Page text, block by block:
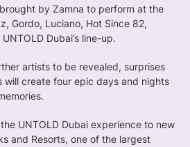
by Zamna to perform at the
Gordo, Luciano, Hot Since 82,
Dubai’s line-up.
artists to be revealed, surprises
will create four epic days and nights
UNTOLD Dubai experience to new
and Resorts, one of the largest